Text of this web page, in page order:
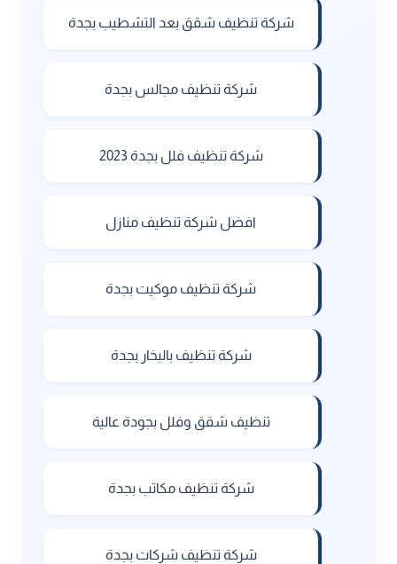
شركة تنظيف شقق بعد التشطيب بجدة
شركة تنظيف مجالس بجدة
شركة تنظيف فلل بجدة 2023
افضل شركة تنظيف منازل
شركة تنظيف موكيت بجدة
شركة تنظيف بالبخار بجدة
تنظيف شقق وفلل بجودة عالية
شركة تنظيف مكاتب بجدة
شركة تنظيف شركات بجدة